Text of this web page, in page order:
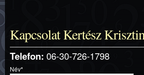
Kapcsolat Kertész
Telefon: 06-30-726-1798
Név*